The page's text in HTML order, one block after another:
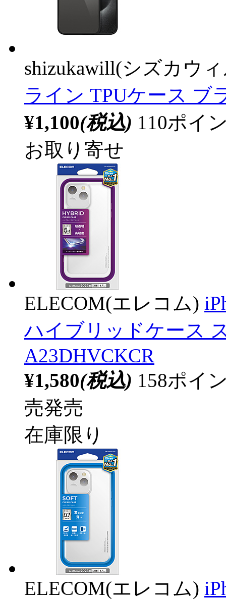
shizukawill(シズカウ
ライン TPUケース ブ
¥1,100(税込) 110ポイ
お取り寄せ
ELECOM(エレコム)
ハイブリッドケース
A23DHVCKCR
¥1,580(税込) 158ポイ
売発売
在庫限り
ELECOM(エレコム)